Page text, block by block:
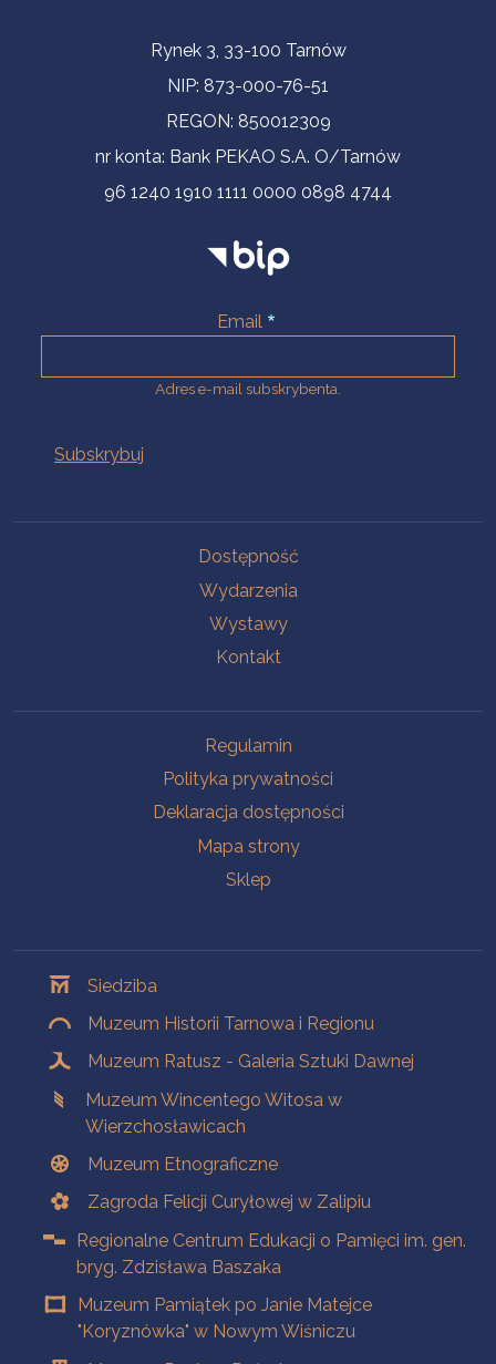
Informacje kontaktoweRynek 3, 33-100 Tarnów
NIP: 873-000-76-51
REGON: 850012309
nr konta: Bank PEKAO S.A. O/Tarnów
96 1240 1910 1111 0000 0898 4744
Email
Adres e-mail subskrybenta.
Dostępność
Wydarzenia
Wystawy
Kontakt
Regulamin
Polityka prywatności
Deklaracja dostępności
Mapa strony
Sklep
Siedziba
Muzeum Historii Tarnowa i Regionu
Muzeum Ratusz - Galeria Sztuki Dawnej
Muzeum Wincentego Witosa w
Wierzchosławicach
Muzeum Etnograficzne
Zagroda Felicji Curyłowej w Zalipiu
Regionalne Centrum Edukacji o Pamięci im. gen.
bryg. Zdzisława Baszaka
Muzeum Pamiątek po Janie Matejce
"Koryznówka" w Nowym Wiśniczu